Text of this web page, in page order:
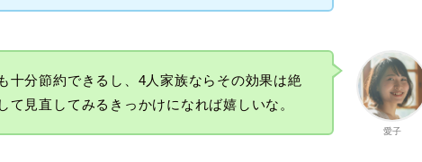
愛子
十分節約できるし、4人家族ならその効果は絶
て見直してみるきっかけになれば嬉しいな。